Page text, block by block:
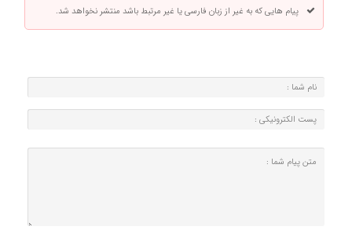
پیام هایی که به غیر از زبان فارسی یا غیر مرتبط باشد منتشر نخواهد شد.